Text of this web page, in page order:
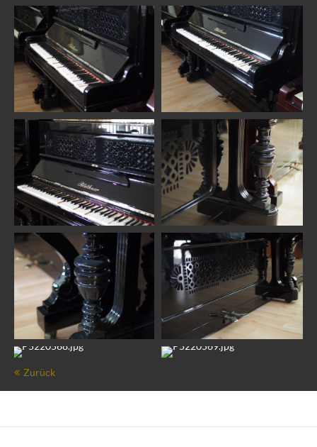
Zurück